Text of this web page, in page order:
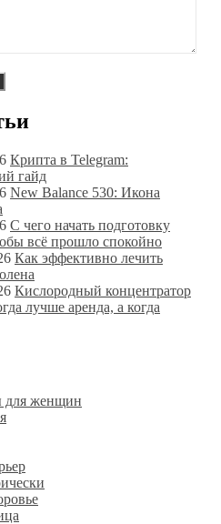
Крипта в Telegram:
гайд
New Balance 530: Икона
С чего начать подготовку
всё прошло спокойно
Как эффективно лечить
Кислородный концентратор
лучше аренда, а когда
для женщин